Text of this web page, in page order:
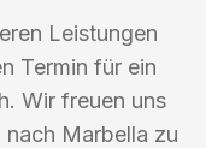
Leistungen
Termin für ein
Wir freuen uns
Marbella zu